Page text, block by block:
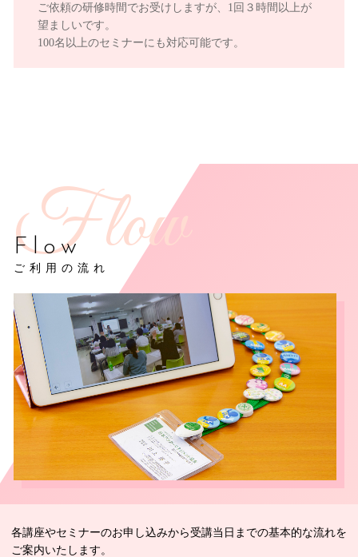
ご依頼の研修時間でお受けしますが、1回３時間以上が
望ましいです。
100名以上のセミナーにも対応可能です。
Flow
ご利用の流れ
各講座やセミナーのお申し込みから受講当日までの基本的な流れを
ご案内いたします。